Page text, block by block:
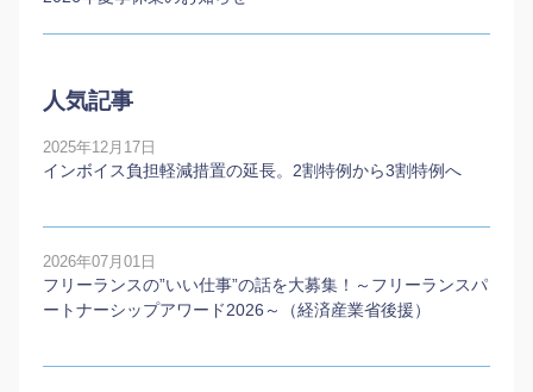
人気記事
2025年12月17日
インボイス負担軽減措置の延長。2割特例から3割特例へ
2026年07月01日
フリーランスの”いい仕事”の話を大募集！～フリーランスパ
ートナーシップアワード2026～（経済産業省後援）